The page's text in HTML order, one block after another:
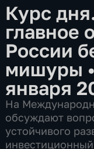
Курс
главное
России
мишуры •
января
На
обсуждают
устойчивого